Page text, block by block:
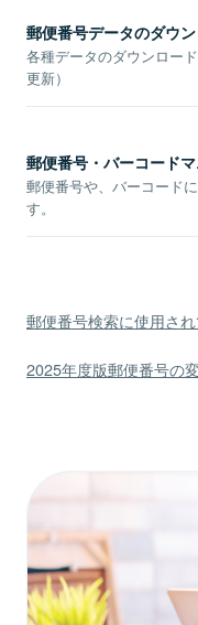
郵便番号データのダウ
各種データのダウンロー
更新）
郵便番号・バーコード
郵便番号や、バーコード
す。
郵便番号検索に使用さ
2025年度版郵便番号の